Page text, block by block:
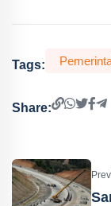
Tags:
Share: